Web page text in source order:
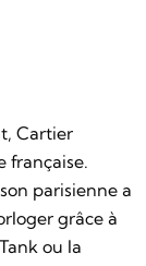
Cartier
française.
parisienne a
grâce à
ou la